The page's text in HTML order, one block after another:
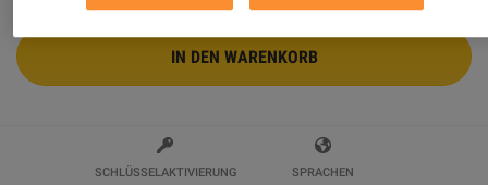
IN DEN WARENKORB
SCHLÜSSELAKTIVIERUNG SPRACHEN